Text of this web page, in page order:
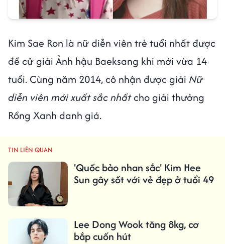
Kim Sae Ron là nữ diễn viên trẻ tuổi nhất được
đề cử giải Ảnh hậu Baeksang khi mới vừa 14
tuổi. Cùng năm 2014, cô nhận được giải Nữ
diễn viên mới xuất sắc nhấtcho giải thưởng
Rồng Xanh danh giá.
TIN LIÊN QUAN
'Quốc bảo nhan sắc' Kim Hee
Sun gây sốt với vẻ đẹp ở tuổi 49
Lee Dong Wook tăng 8kg, cơ
bắp cuốn hút